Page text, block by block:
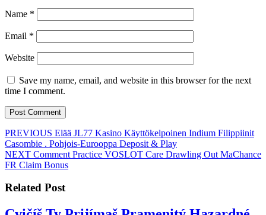
Name *
Email *
Website
Save my name, email, and website in this browser for the next
time I comment.
Post
navigation
PREVIOUS Previous
post:
Elää JL77 Kasino Käyttökelpoinen Indium Filippiinit
Casombie . Pohjois-Eurooppa Deposit & Play
NEXT Next
post:
Comment Practice VOSLOT Care Drawling Out MaChance
FR Claim Bonus
Related Post